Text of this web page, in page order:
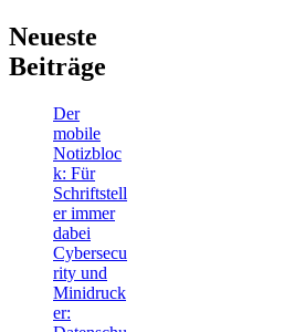
Neueste
Beiträge
Der
mobile
Notizbloc
k: Für
Schriftstell
er immer
dabei
Cybersecu
rity und
Minidruck
er: